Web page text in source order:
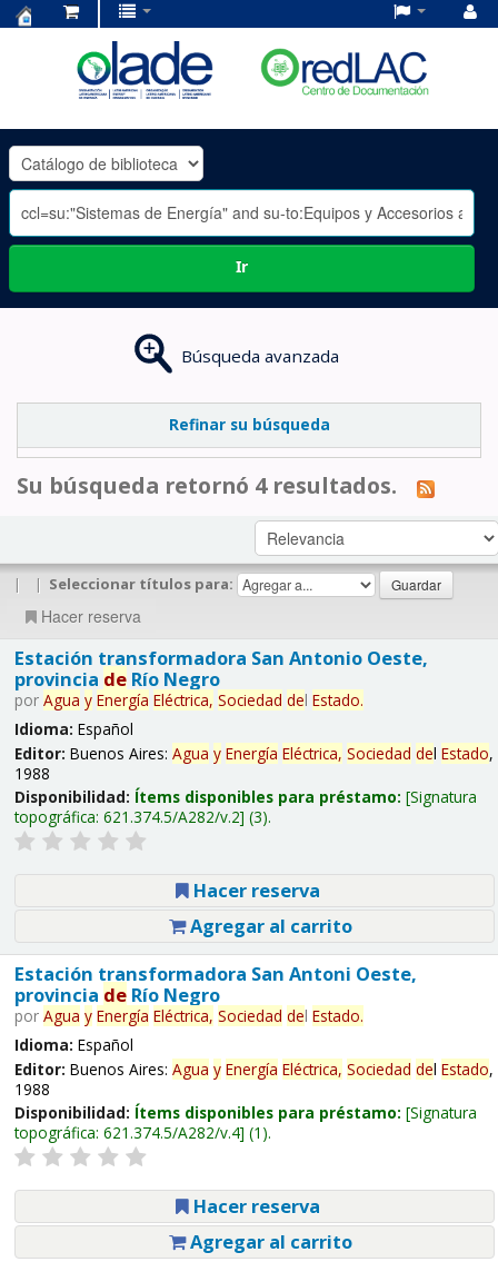
OLADE
-
Ir
Búsqueda avanzada
Refinar su búsqueda
Su búsqueda retornó 4 resultados.
| | Seleccionar títulos para:
Hacer reserva
Estación transformadora San Antonio Oeste,
provincia deRío Negro
por Agua y Energía Eléctrica, Sociedad del Estado.
Idioma: Español
Editor: Buenos Aires: Agua y Energía Eléctrica, Sociedad del Estado,
1988
Disponibilidad: Ítems disponibles para préstamo: Signatura
topográfica: 621.374.5/A282/v.2 (3).
Hacer reserva
Agregar al carrito
Estación transformadora San Antoni Oeste,
provincia deRío Negro
por Agua y Energía Eléctrica, Sociedad del Estado.
Idioma: Español
Editor: Buenos Aires: Agua y Energía Eléctrica, Sociedad del Estado,
1988
Disponibilidad: Ítems disponibles para préstamo: Signatura
topográfica: 621.374.5/A282/v.4 (1).
Hacer reserva
Agregar al carrito